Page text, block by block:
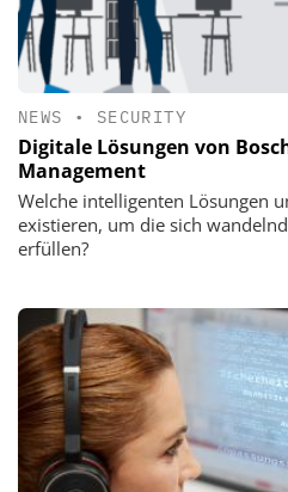
NEWS • SECURITY
Digitale Lösungen von
Management
Welche intelligenten Lösungen
existieren, um die sich
erfüllen?